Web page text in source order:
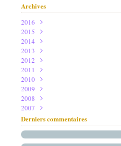
Archives
2016
Mai(1)
Avril
Janvier
2015
Décembre
Novembre
Février
Janvier
2014
Novembre
Octobre
Septembre
Août
Juillet
Juin
Mai(2)
Mars(9)
Février(4)
Janvier(4)
2013
Décembre
Novembre
Octobre
Septembre
Août
Juillet
Juin(1)
Mai(3)
Avril(8)
2012
Décembre
Novembre
Octobre
Septembre
Août
Juillet(10)
Juin(3)
Mai(1)
2011
Décembre
Novembre
Octobre
Septembre
Août(6)
Juillet(6)
Juin(9)
2010
Décembre
Novembre
Octobre
Septembre(8)
Août(10)
Juillet(7)
2009
Décembre
Novembre
Octobre(13)
Septembre(16)
Août(21)
2008
Décembre
Novembre(19)
Octobre(21)
Septembre(18)
2007
Décembre(18)
Novembre(13)
Octobre(19)
Derniers commentaires